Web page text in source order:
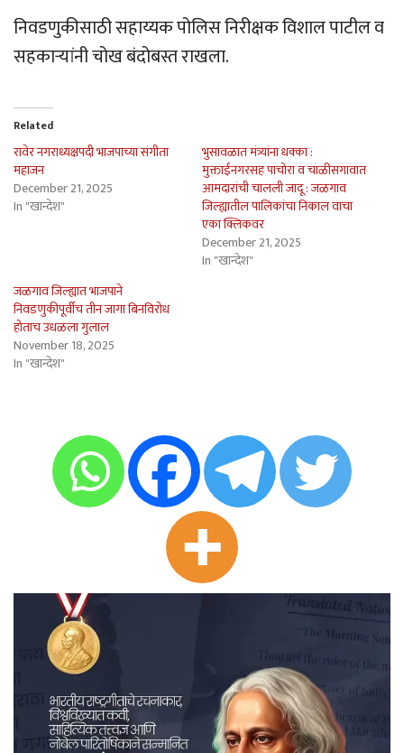
निवडणुकीसाठी सहाय्यक पोलिस निरीक्षक विशाल पाटील व
सहकार्‍यांनी चोख बंदोबस्त राखला.
Related
रावेर नगराध्यक्षपदी भाजपाच्या संगीता
महाजन
December 21, 2025
In "खान्देश"
भुसावळात मंत्र्यांना धक्का :
मुक्ताईनगरसह पाचोरा व चाळीसगावात
आमदारांची चालली जादू : जळगाव
जिल्ह्यातील पालिकांचा निकाल वाचा
एका क्लिकवर
December 21, 2025
In "खान्देश"
जळगाव जिल्ह्यात भाजपाने
निवडणुकीपूर्वीच तीन जागा बिनविरोध
होताच उधळला गुलाल
November 18, 2025
In "खान्देश"